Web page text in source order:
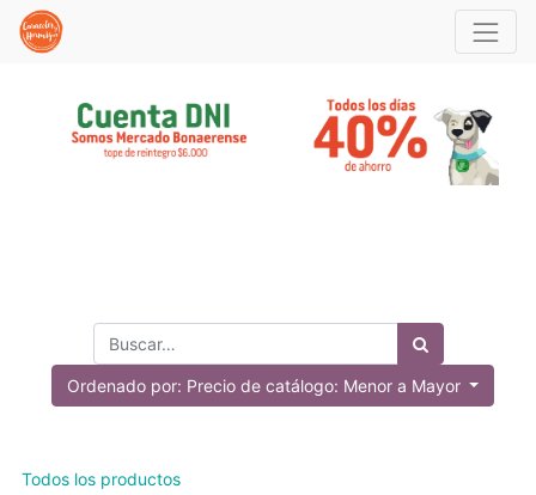
Ordenado por: Precio de catálogo: Menor a Mayor
Todos los productos